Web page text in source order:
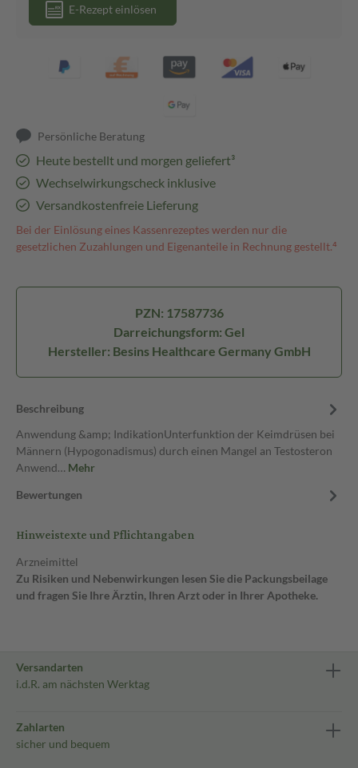
E-Rezept einlösen
Persönliche Beratung
Heute bestellt und morgen geliefert³
Wechselwirkungscheck inklusive
Versandkostenfreie Lieferung
Bei der Einlösung eines Kassenrezeptes werden nur die
gesetzlichen Zuzahlungen und Eigenanteile in Rechnung gestellt.⁴
PZN: 17587736
Darreichungsform: Gel
Hersteller: Besins Healthcare Germany GmbH
Beschreibung
Anwendung &amp; IndikationUnterfunktion der Keimdrüsen bei
Männern (Hypogonadismus) durch einen Mangel an Testosteron
Anwend… Mehr
Bewertungen
Hinweistexte und Pflichtangaben
Arzneimittel
Zu Risiken und Nebenwirkungen lesen Sie die Packungsbeilage
und fragen Sie Ihre Ärztin, Ihren Arzt oder in Ihrer Apotheke.
Versandarten
i.d.R. am nächsten Werktag
Zahlarten
sicher und bequem